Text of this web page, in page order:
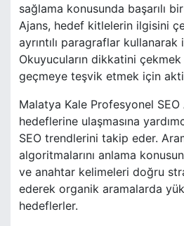
sağlama konusunda başarılı
Ajans, hedef kitlelerin ilgisini
ayrıntılı paragraflar kullanarak
Okuyucuların dikkatini
geçmeye teşvik etmek için
Malatya Kale Profesyonel SEO
hedeflerine ulaşmasına
SEO trendlerini takip eder.
algoritmalarını anlama
ve anahtar kelimeleri doğru
ederek organik aramalarda
hedeflerler.